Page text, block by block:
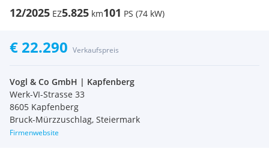
12/2025 EZ5.825 km101 PS (74 kW)
€ 22.290 Verkaufspreis
Vogl & Co GmbH | Kapfenberg
Werk-VI-Strasse 33
8605 Kapfenberg
Bruck-Mürzzuschlag, Steiermark
Firmenwebsite